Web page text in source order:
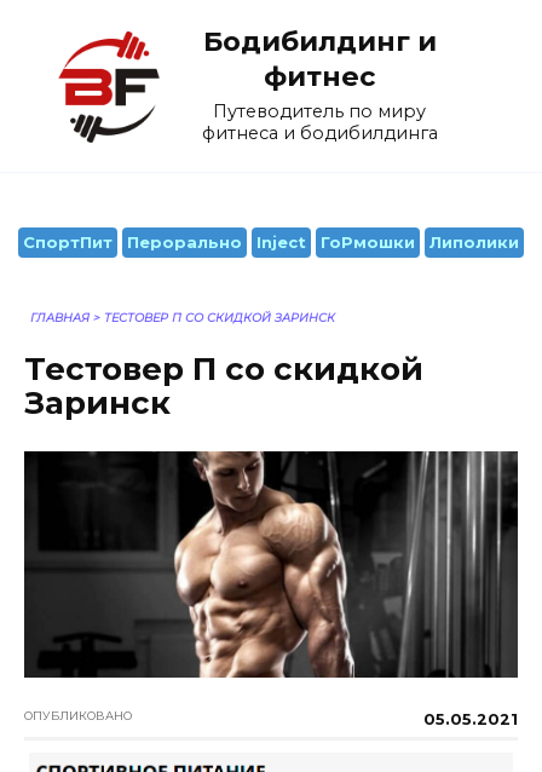
содержанию
Бодибилдинг и
фитнес
Путеводитель по миру
фитнеса и бодибилдинга
СпортПит Перорально Inject ГоРмошки Липолики
ГЛАВНАЯ > ТЕСТОВЕР П СО СКИДКОЙ ЗАРИНСК
Тестовер П со скидкой
Заринск
ОПУБЛИКОВАНО 05.05.2021